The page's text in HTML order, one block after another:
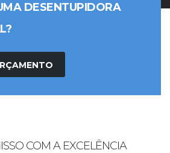
DESENTUPIDORA
COM A EXCELÊNCIA